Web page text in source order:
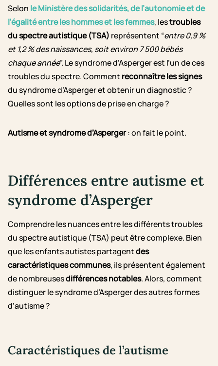
Selon le Ministère des solidarités, de l’autonomie et de
l’égalité entre les hommes et les femmes, lestroubles
du spectre autistique (TSA) représentent “entre 0,9 %
et 1,2 % des naissances, soit environ 7 500 bébés
chaque année”. Le syndrome d’Asperger est l’un de ces
troubles du spectre. Comment reconnaître les signes
du syndrome d’Asperger et obtenir un diagnostic ?
Quelles sont les options de prise en charge ?
Autisme et syndrome d’Asperger: on fait le point.
Différences entre autisme et
syndrome d’Asperger
Comprendre les nuances entre les différents troubles
du spectre autistique (TSA) peut être complexe. Bien
que les enfants autistes partagentdes
caractéristiques communes, ils présentent également
de nombreusesdifférences notables. Alors, comment
distinguer le syndrome d’Asperger des autres formes
d’autisme ?
Caractéristiques de l’autisme